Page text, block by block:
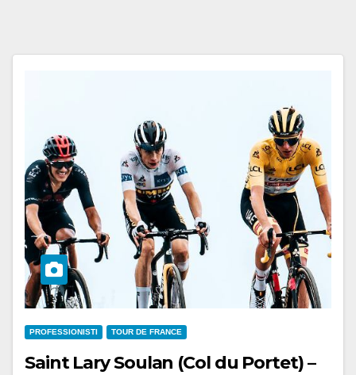
PROFESSIONISTI TOUR DE FRANCE
Saint Lary Soulan (Col du Portet) –